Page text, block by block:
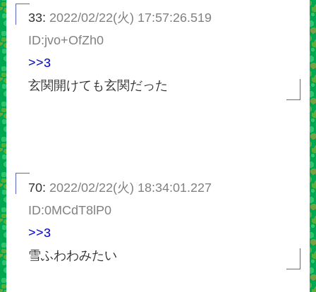
33: 2022/02/22(火) 17:57:26.519
ID:jvo+OfZh0
>>3
玄関開けても玄関だった
70: 2022/02/22(火) 18:34:01.227
ID:0MCdT8lP0
>>3
雪ふわわみたい